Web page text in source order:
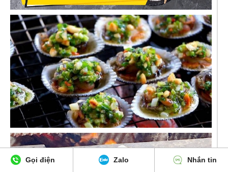
Gọi điện Zalo Nhắn tin